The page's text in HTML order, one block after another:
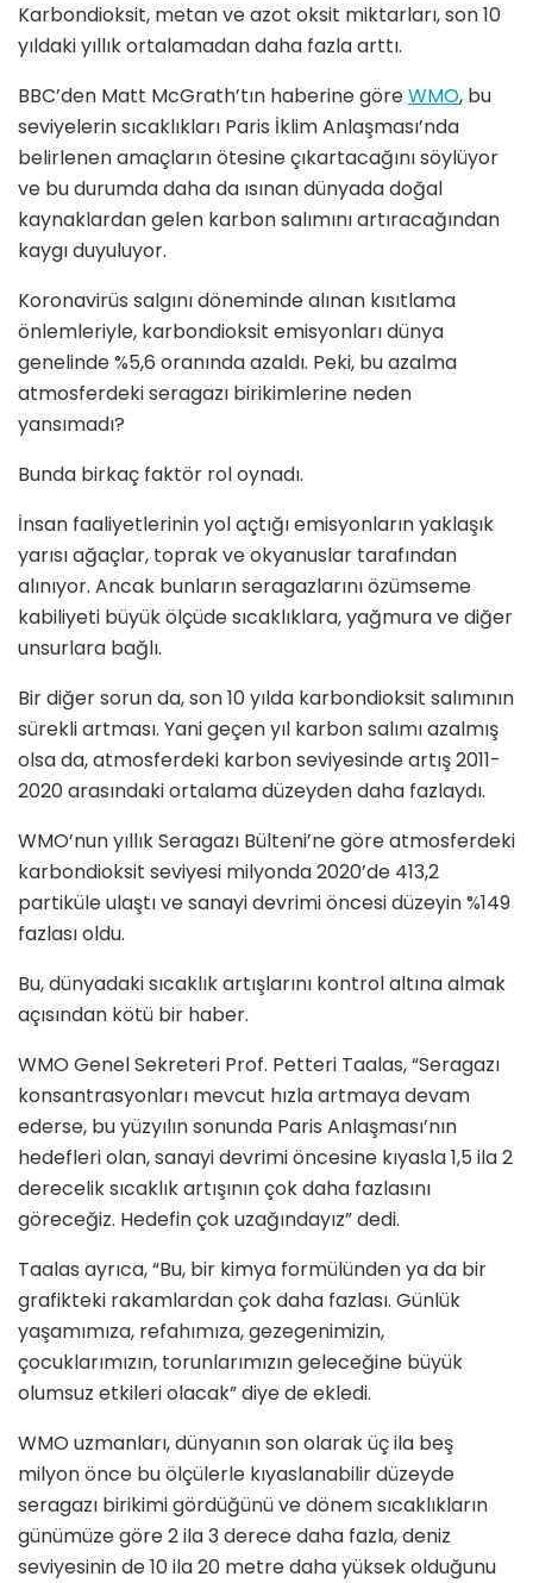
Karbondioksit, metan ve azot oksit miktarları, son 10
yıldaki yıllık ortalamadan daha fazla arttı.
BBC’den Matt McGrath’tın haberine göreWMO, bu
seviyelerin sıcaklıkları Paris İklim Anlaşması’nda
belirlenen amaçların ötesine çıkartacağını söylüyor
ve bu durumda daha da ısınan dünyada doğal
kaynaklardan gelen karbon salımını artıracağından
kaygı duyuluyor.
Koronavirüs salgını döneminde alınan kısıtlama
önlemleriyle, karbondioksit emisyonları dünya
genelinde %5,6 oranında azaldı. Peki, bu azalma
atmosferdeki seragazı birikimlerine neden
yansımadı?
Bunda birkaç faktör rol oynadı.
İnsan faaliyetlerinin yol açtığı emisyonların yaklaşık
yarısı ağaçlar, toprak ve okyanuslar tarafından
alınıyor. Ancak bunların seragazlarını özümseme
kabiliyeti büyük ölçüde sıcaklıklara, yağmura ve diğer
unsurlara bağlı.
Bir diğer sorun da, son 10 yılda karbondioksit salımının
sürekli artması. Yani geçen yıl karbon salımı azalmış
olsa da, atmosferdeki karbon seviyesinde artış 2011-
2020 arasındaki ortalama düzeyden daha fazlaydı.
WMO’nun yıllık Seragazı Bülteni’ne göre atmosferdeki
karbondioksit seviyesi milyonda 2020’de 413,2
partiküle ulaştı ve sanayi devrimi öncesi düzeyin %149
fazlası oldu.
Bu, dünyadaki sıcaklık artışlarını kontrol altına almak
açısından kötü bir haber.
WMO Genel Sekreteri Prof. Petteri Taalas, “Seragazı
konsantrasyonları mevcut hızla artmaya devam
ederse, bu yüzyılın sonunda Paris Anlaşması’nın
hedefleri olan, sanayi devrimi öncesine kıyasla 1,5 ila 2
derecelik sıcaklık artışının çok daha fazlasını
göreceğiz. Hedefin çok uzağındayız” dedi.
Taalas ayrıca, “Bu, bir kimya formülünden ya da bir
grafikteki rakamlardan çok daha fazlası. Günlük
yaşamımıza, refahımıza, gezegenimizin,
çocuklarımızın, torunlarımızın geleceğine büyük
olumsuz etkileri olacak” diye de ekledi.
WMO uzmanları, dünyanın son olarak üç ila beş
milyon önce bu ölçülerle kıyaslanabilir düzeyde
seragazı birikimi gördüğünü ve dönem sıcaklıkların
günümüze göre 2 ila 3 derece daha fazla, deniz
seviyesinin de 10 ila 20 metre daha yüksek olduğunu